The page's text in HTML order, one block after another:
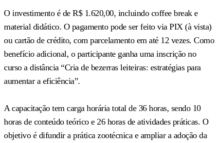
O investimento é de R$ 1.620,00, incluindo coffee break e
material didático. O pagamento pode ser feito via PIX (à vista)
ou cartão de crédito, com parcelamento em até 12 vezes. Como
benefício adicional, o participante ganha uma inscrição no
curso a distância “Cria de bezerras leiteiras: estratégias para
aumentar a eficiência”.
A capacitação tem carga horária total de 36 horas, sendo 10
horas de conteúdo teórico e 26 horas de atividades práticas. O
objetivo é difundir a prática zootécnica e ampliar a adoção da